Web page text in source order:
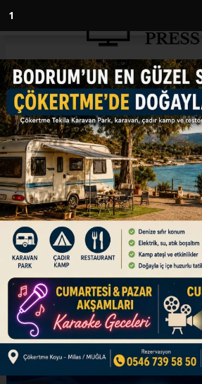
Anasayfa EKONOMİ
Faiz kararı
EKONOMİ
21.01.2025 - 09:30, Güncelleme:
Türkiye Cumhuriyet Merkezi
yılın ilk faiz kararını perşembe
açıklayacak. Banka, geçtiğimiz
aradan sonra politika faizini
düşürmüştü.